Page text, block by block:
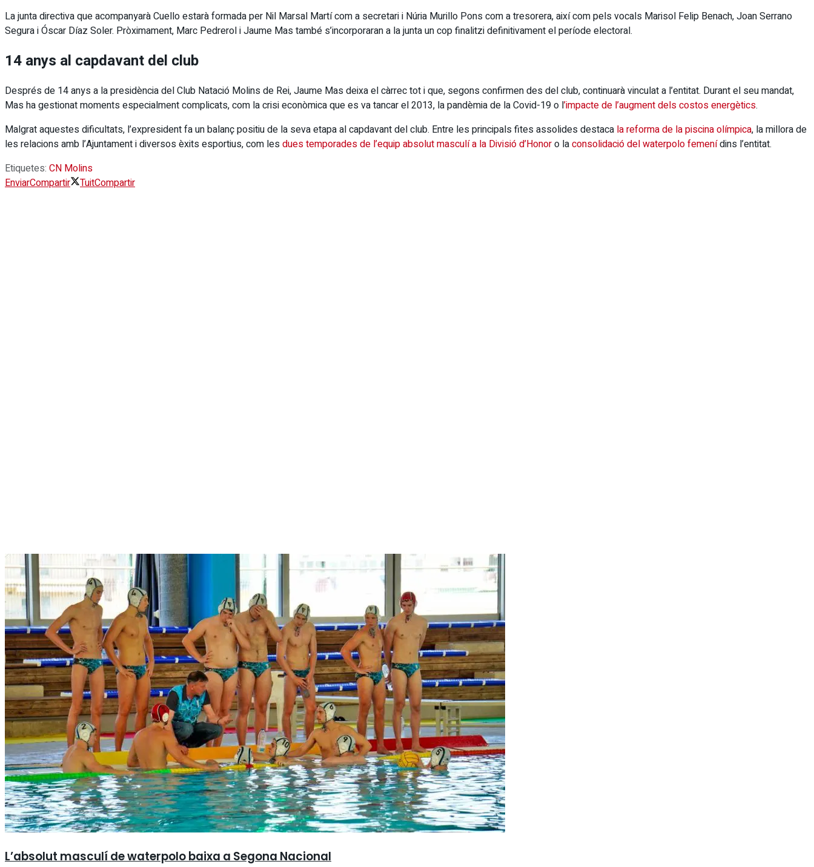
La junta directiva que acompanyarà Cuello estarà formada per Nil Marsal Martí com a secretari i Núria Murillo Pons com a tresorera, així com pels vocals Marisol Felip Benach, Joan Serrano
Segura i Óscar Díaz Soler. Pròximament, Marc Pedrerol i Jaume Mas també s’incorporaran a la junta un cop finalitzi definitivament el període electoral.
14 anys al capdavant del club
Després de 14 anys a la presidència del Club Natació Molins de Rei, Jaume Mas deixa el càrrec tot i que, segons confirmen des del club, continuarà vinculat a l’entitat. Durant el seu mandat,
Mas ha gestionat moments especialment complicats, com la crisi econòmica que es va tancar el 2013, la pandèmia de la Covid-19 o l’impacte de l’augment dels costos energètics.
Malgrat aquestes dificultats, l’expresident fa un balanç positiu de la seva etapa al capdavant del club. Entre les principals fites assolides destaca la reforma de la piscina olímpica, la millora de
les relacions amb l’Ajuntament i diversos èxits esportius, com lesdues temporades de l’equip absolut masculí a la Divisió d’Honoro laconsolidació del waterpolo femenídins l’entitat.
Etiquetes: CN Molins
EnviarCompartir TuitCompartir
L’absolut masculí de waterpolo baixa a Segona Nacional